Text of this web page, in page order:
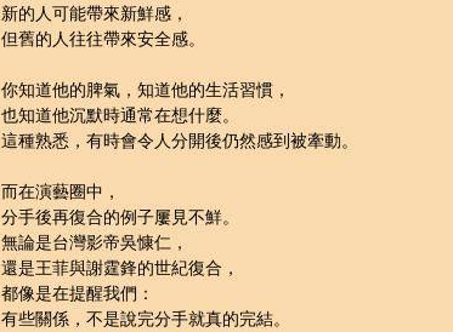
新的人可能帶來新鮮感，
但舊的人往往帶來安全感。
你知道他的脾氣，知道他的生活習慣，
也知道他沉默時通常在想什麼。
這種熟悉，有時會令人分開後仍然感到被牽動。
而在演藝圈中，
分手後再復合的例子屢見不鮮。
無論是台灣影帝吳慷仁，
還是王菲與謝霆鋒的世紀復合，
都像是在提醒我們：
有些關係，不是說完分手就真的完結。